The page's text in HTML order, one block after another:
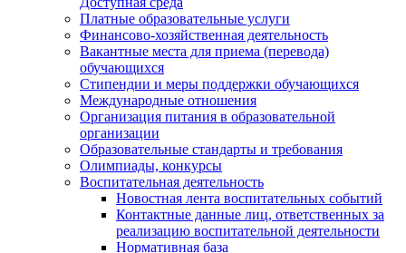
Платные образовательные услуги
Финансово-хозяйственная деятельность
Вакантные места для приема (перевода)
обучающихся
Стипендии и меры поддержки обучающихся
Международные отношения
Организация питания в образовательной
организации
Образовательные стандарты и требования
Олимпиады, конкурсы
Воспитательная деятельность
Новостная лента воспитательных событий
Контактные данные лиц, ответственных за
реализацию воспитательной деятельности
Нормативная база